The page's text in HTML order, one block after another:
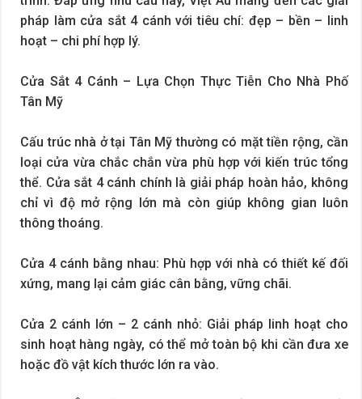
pháp làm cửa sắt 4 cánh với tiêu chí: đẹp – bền – linh
hoạt – chi phí hợp lý.
Cửa Sắt 4 Cánh – Lựa Chọn Thực Tiễn Cho Nhà Phố
Tân Mỹ
Cấu trúc nhà ở tại Tân Mỹ thường có mặt tiền rộng, cần
loại cửa vừa chắc chắn vừa phù hợp với kiến trúc tổng
thể. Cửa sắt 4 cánh chính là giải pháp hoàn hảo, không
chỉ vì độ mở rộng lớn mà còn giúp không gian luôn
thông thoáng.
Cửa 4 cánh bằng nhau: Phù hợp với nhà có thiết kế đối
xứng, mang lại cảm giác cân bằng, vững chãi.
Cửa 2 cánh lớn – 2 cánh nhỏ: Giải pháp linh hoạt cho
sinh hoạt hàng ngày, có thể mở toàn bộ khi cần đưa xe
hoặc đồ vật kích thước lớn ra vào.